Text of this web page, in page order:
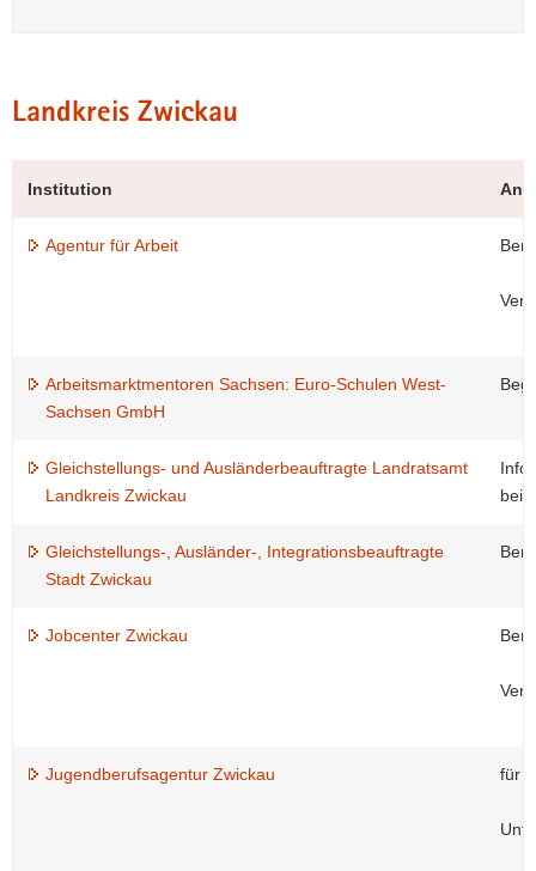
Landkreis Zwickau
Institution
Agentur für Arbeit
Arbeitsmarktmentoren Sachsen: Euro-Schulen West-
Sachsen GmbH
Gleichstellungs- und Ausländerbeauftragte Landratsamt
Landkreis Zwickau
bei
Gleichstellungs-, Ausländer-, Integrationsbeauftragte
Stadt Zwickau
Jobcenter Zwickau
Jugendberufsagentur Zwickau für